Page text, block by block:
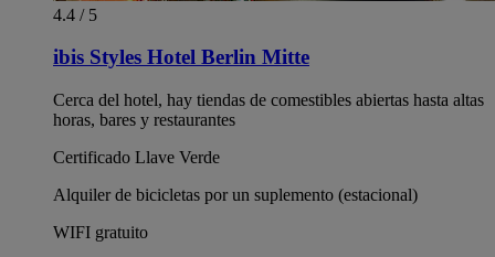
4.4 / 5
ibis Styles Hotel Berlin Mitte
Cerca del hotel, hay tiendas de comestibles abiertas hasta altas
horas, bares y restaurantes
Certificado Llave Verde
Alquiler de bicicletas por un suplemento (estacional)
WIFI gratuito